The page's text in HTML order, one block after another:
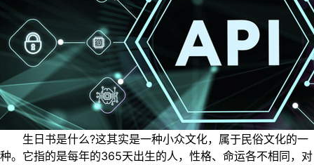
生日书是什么?这其实是一种小众文化，属于民俗文化的一
种。它指的是每年的365天出生的人，性格、命运各不相同，对